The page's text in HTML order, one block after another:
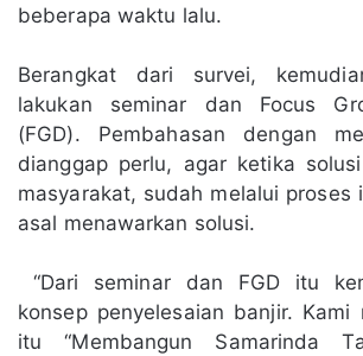
beberapa waktu lalu.
Berangkat dari survei,
lakukan seminar dan Focus
(FGD). Pembahasan dengan
dianggap perlu, agar ketika
masyarakat, sudah melalui proses
asal menawarkan solusi.
“Dari seminar dan FGD itu
konsep penyelesaian banjir. Kami
itu “Membangun Samarinda